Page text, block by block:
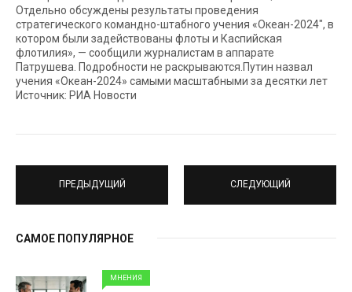
Отдельно обсуждены результаты проведения
стратегического командно-штабного учения «Океан-2024″, в
котором были задействованы флоты и Каспийская
флотилия», — сообщили журналистам в аппарате
Патрушева. Подробности не раскрываются.Путин назвал
учения «Океан-2024» самыми масштабными за десятки лет
Источник: РИА Новости
ПРЕДЫДУЩИЙ СЛЕДУЮЩИЙ
САМОЕ ПОПУЛЯРНОЕ
МНЕНИЯ